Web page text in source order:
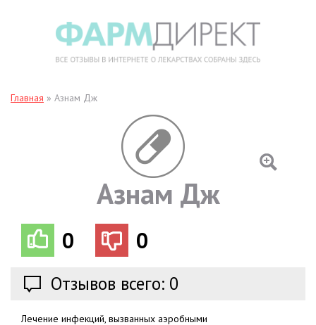
Главная » Азнам Дж
Азнам Дж
0 0
Отзывов всего: 0
Лечение инфекций, вызванных аэробными